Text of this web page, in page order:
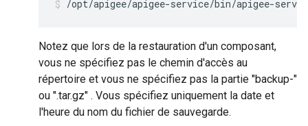
/opt/apigee/apigee-service/bin/apigee-
Notez que lors de la restauration d'un composant,
vous ne spécifiez pas le chemin d'accès au
répertoire et vous ne spécifiez pas la partie "backup-"
ou ".tar.gz" . Vous spécifiez uniquement la date et
l'heure du nom du fichier de sauvegarde.